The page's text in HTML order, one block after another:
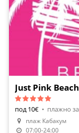
Just Pink
под 10€ • плажно
плаж Кабакум
07:00-24:00